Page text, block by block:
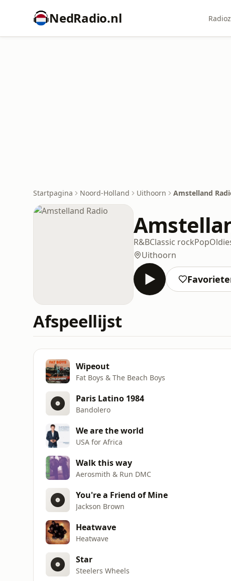
NedRadio.nl
Startpagina Noord-Holland Uithoorn Amstelland
R&BClassic rockPop
Uithoorn
Afspeellijst
Wipeout
Fat Boys & The Beach Boys
Paris Latino 1984
Bandolero
We are the world
USA for Africa
Walk this way
Aerosmith & Run DMC
You're a Friend of Mine
Jackson Brown
Heatwave
Heatwave
Star
Steelers Wheels